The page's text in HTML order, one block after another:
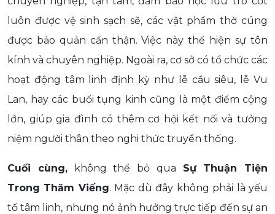
luôn được vệ sinh sạch sẽ, các vật phẩm thờ cúng
được bảo quản cẩn thận. Việc này thể hiện sự tôn
kính và chuyên nghiệp. Ngoài ra, cơ sở có tổ chức các
hoạt động tâm linh định kỳ như lễ cầu siêu, lễ Vu
Lan, hay các buổi tụng kinh cũng là một điểm cộng
lớn, giúp gia đình có thêm cơ hội kết nối và tưởng
niệm người thân theo nghi thức truyền thống.
Cuối cùng,không thể bỏ qua Sự Thuận Tiện
Trong Thăm Viếng. Mặc dù đây không phải là yếu
tố tâm linh, nhưng nó ảnh hưởng trực tiếp đến sự an